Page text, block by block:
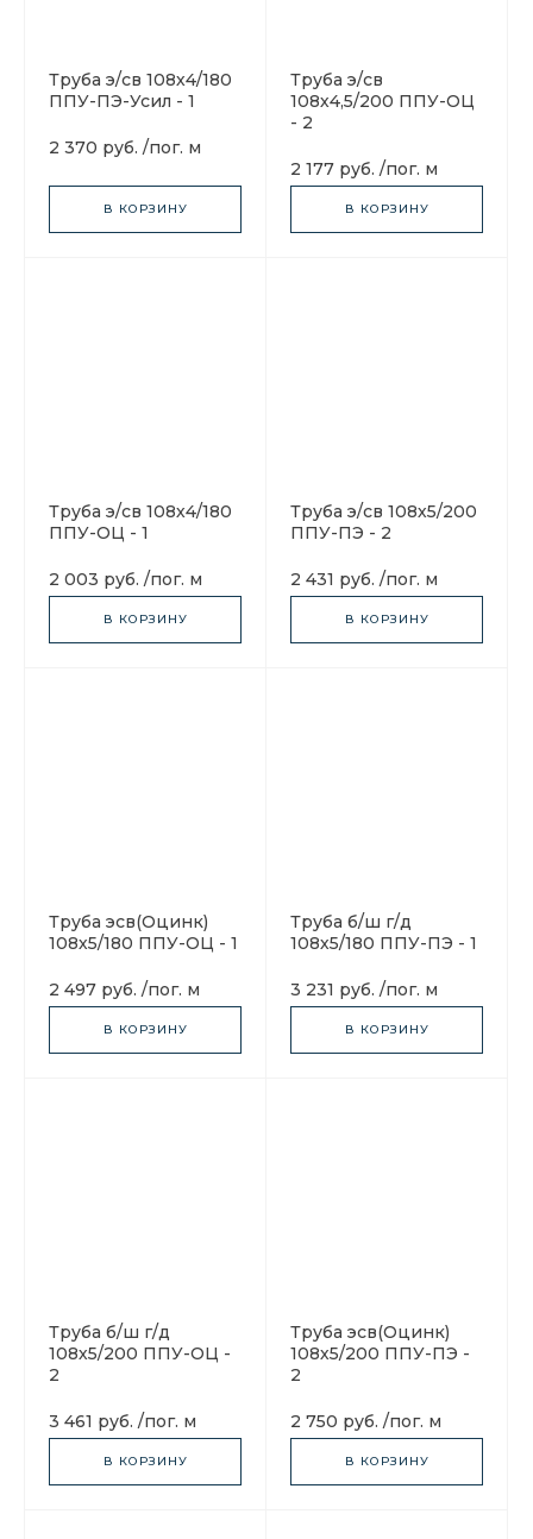
Труба э/св 108х4/180
ППУ-ПЭ-Усил - 1
2 370 руб. /пог. м
В КОРЗИНУ
Труба э/св
108х4,5/200 ППУ-ОЦ
- 2
2 177 руб. /пог. м
В КОРЗИНУ
Труба э/св 108х4/180
ППУ-ОЦ - 1
2 003 руб. /пог. м
В КОРЗИНУ
Труба э/св 108х5/200
ППУ-ПЭ - 2
2 431 руб. /пог. м
В КОРЗИНУ
Труба эсв(Оцинк)
108х5/180 ППУ-ОЦ - 1
2 497 руб. /пог. м
В КОРЗИНУ
Труба б/ш г/д
108х5/180 ППУ-ПЭ - 1
3 231 руб. /пог. м
В КОРЗИНУ
Труба б/ш г/д
108х5/200 ППУ-ОЦ -
2
3 461 руб. /пог. м
В КОРЗИНУ
Труба эсв(Оцинк)
108х5/200 ППУ-ПЭ -
2
2 750 руб. /пог. м
В КОРЗИНУ